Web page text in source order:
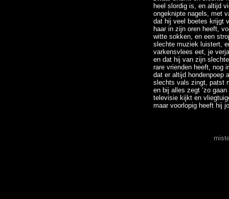
heel slordig is, en altijd
ongeknipte nagels, met
dat hij veel boetes krijgt
haar in zijn oren heeft,
witte sokken, en een
slechte muziek luistert,
varkensvlees eet, je
en dat hij van zijn
rare vrienden heeft, nog
dat er altijd hondenpoep
slechts vals zingt, patst
en bij alles zegt ‘zo gaan
televisie kijkt en
maar voorlopig heeft hij